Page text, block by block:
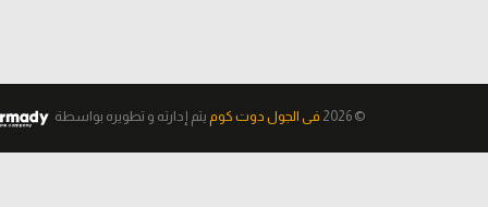
© 2026 فى الجول دوت كوم يتم إدارته و تطويره بواسطة